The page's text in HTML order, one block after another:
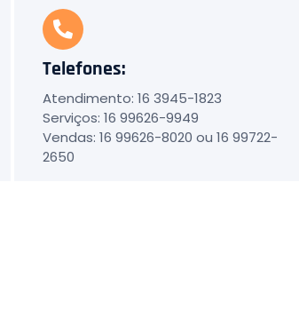
Telefones:
Atendimento: 16 3945-1823
Serviços: 16 99626-9949
Vendas: 16 99626-8020 ou 16 99722-
2650